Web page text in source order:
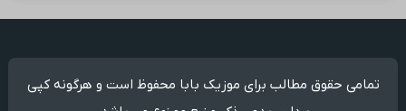
تمامی حقوق مطالب برای موزیک بابا محفوظ است و هرگونه کپی